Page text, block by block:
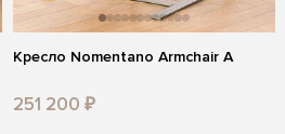
Кресло Nomentano Armchair A
251 200 ₽